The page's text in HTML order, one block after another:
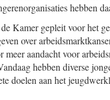
hebben
Kamer gepleit voor het
over
meer aandacht voor
hebben diverse
doelen aan het